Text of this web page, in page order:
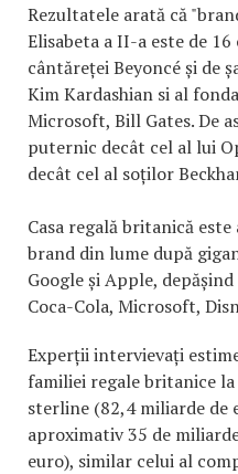
Rezultatele arată că
Elisabeta a II-a este de
cântăreței Beyoncé și de
Kim Kardashian si al
Microsoft, Bill Gates. De
puternic decât cel al lui
decât cel al soților
Casa regală britanică
brand din lume după
Google și Apple,
Coca-Cola, Microsoft,
Experții intervievați
familiei regale britanice
sterline (82,4 miliarde de
aproximativ 35 de
euro), similar celui al